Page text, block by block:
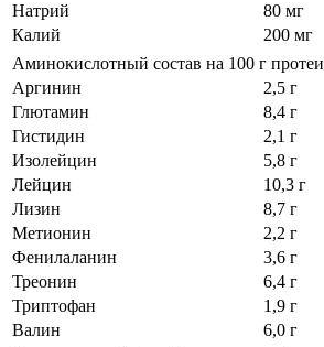
Натрий
80 мг
Калий
200 мг
Аминокислотный состав на 100 г
Аргинин
2,5 г
Глютамин
8,4 г
Гистидин
2,1 г
Изолейцин
5,8 г
Лейцин
10,3 г
Лизин
8,7 г
Метионин
2,2 г
Фенилаланин
3,6 г
Треонин
6,4 г
Триптофан
1,9 г
Валин
6,0 г